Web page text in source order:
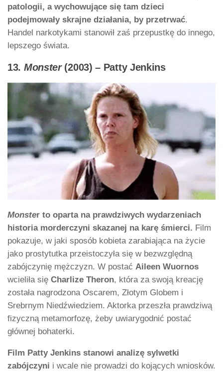
patologii, a wychowujące się tam dzieci
podejmowały skrajne działania, by przetrwać.
Handel narkotykami stanowił zaś przepustkę do innego,
lepszego świata.
13. Monster(2003) – Patty Jenkins
Monster to oparta na prawdziwych wydarzeniach
historia morderczyni skazanej na karę śmierci. Film
pokazuje, w jaki sposób kobieta zarabiająca na życie
jako prostytutka przeistoczyła się w bezwzględną
zabójczynię mężczyzn. W postać Aileen Wuornos
wcieliła się Charlize Theron, która za swoją kreację
została nagrodzona Oscarem, Złotym Globem i
Srebrnym Niedźwiedziem. Aktorka przeszła prawdziwą
fizyczną metamorfozę, żeby uwiarygodnić postać
głównej bohaterki.
Film Patty Jenkins stanowi analizę sylwetki
zabójczyni i wcale nie prowadzi do kojących wniosków.